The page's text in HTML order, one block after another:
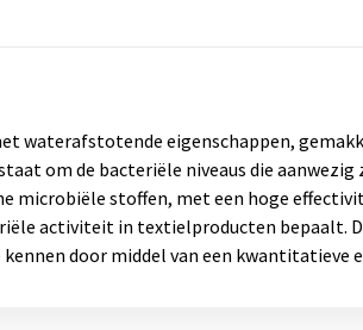
waterafstotende eigenschappen,
om de bacteriële niveaus die aanwezig
microbiële stoffen, met een hoge
activiteit in textielproducten bepaalt.
door middel van een kwantitatieve